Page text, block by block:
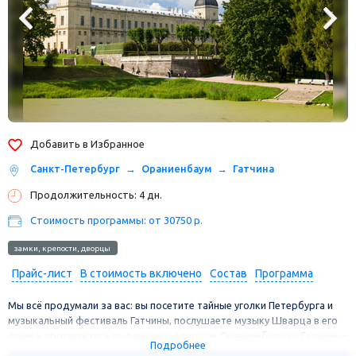
Добавить в Избранное
Санкт-Петербург Ораниенбаум Гатчина
Продолжительность: 4 дн.
Стоимость программы: от 30750 р.
замки, крепости, дворцы
Прайс-лист В стоимость включено Состав Программа
Мы всё продумали за вас: вы посетите тайные уголки Петербурга и
музыкальный фестиваль Гатчины, послушаете музыку Шварца в его
доме и прогуляетесь по паркам и дворцам Ораниенбаума и Гатчины –
Подробнее